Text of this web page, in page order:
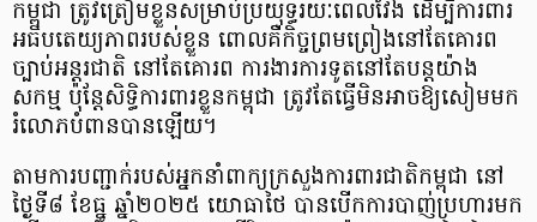
កម្ពុជា ត្រូវត្រៀមខ្លួនសម្រាប់ប្រយុទ្ធរយៈពេលវែង ដើម្បីការពារ
អធិបតេយ្យភាពរបស់ខ្លួន ពោលគឺកិច្ចព្រមព្រៀងនៅតែគោរព
ច្បាប់អន្តរជាតិ នៅតែគោរព ការងារការទូតនៅតែបន្តយ៉ាង
សកម្ម ប៉ុន្តែសិទ្ធិការពារខ្លួនកម្ពុជា ត្រូវតែធ្វើមិនអាចឱ្យសៀមមក
រំលោភបំពានបានឡើយ។
តាមការបញ្ជាក់របស់អ្នកនាំពាក្យក្រសួងការពារជាតិកម្ពុជា នៅ
ថ្ងៃទី៨ ខែធ្នូ ឆ្នាំ២០២៥ យោធាថៃ បានបើកការបាញ់ប្រហារមក